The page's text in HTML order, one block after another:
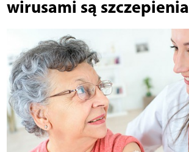
wirusami są szczepienia